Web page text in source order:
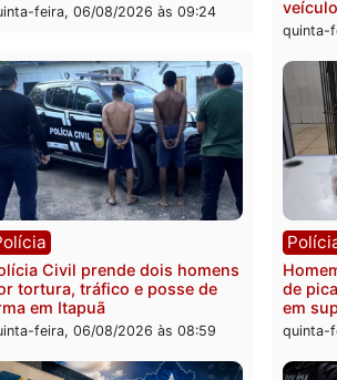
quinta-feira, 06/08/2026 às 18:20
Polícia
Homem é esfaqueado no tórax
durante briga com vizinho no
bairro Ulysses Guimarães